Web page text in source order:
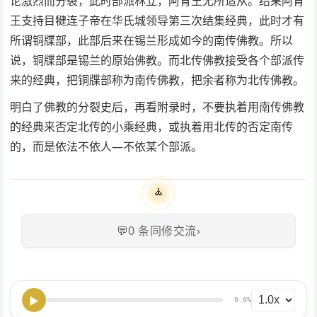
王支持目犍连子帝在华氏城领导第三次结集经典，此时才有
所谓铜牒部，此部后来在锡兰形成如今的南传佛教。所以
说，铜牒部是锡兰的原始佛教。而北传佛教接受各个部派传
来的经典，把铜牒部称为南传佛教，把余者称为北传佛教。
明白了佛教的分裂史后，再看附录时，不要执着用南传佛教
的经典来否定北传的小乘经典，或执着用北传的否定南传
的，而是依法不依人—不依某个部派。
🧘
💬0 条同修交流›
▶ 0.0%